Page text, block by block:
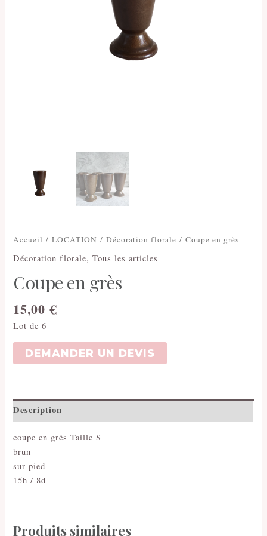
Accueil /LOCATION /Décoration florale / Coupe en grès
Décoration florale,Tous les articles
Coupe en grès
15,00€
Lot de 6
DEMANDER UN DEVIS
Description
coupe en grés Taille S
brun
sur pied
15h / 8d
Produits similaires